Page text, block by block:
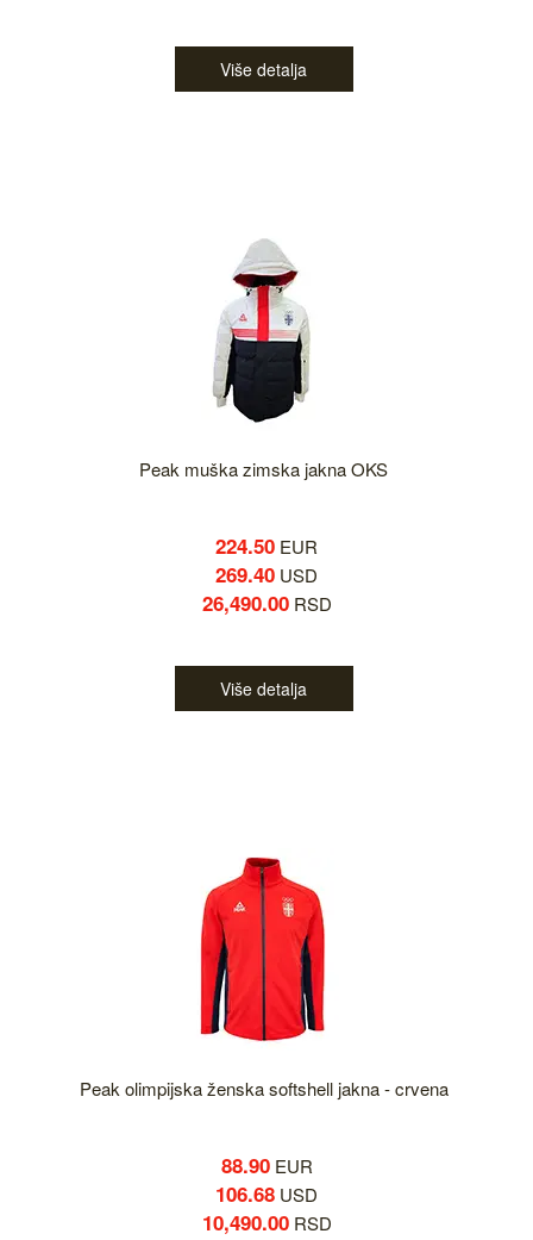
Više detalja
Peak muška zimska jakna OKS
224.50 EUR
269.40 USD
26,490.00RSD
Više detalja
Peak olimpijska ženska softshell jakna - crvena
88.90EUR
106.68 USD
10,490.00RSD